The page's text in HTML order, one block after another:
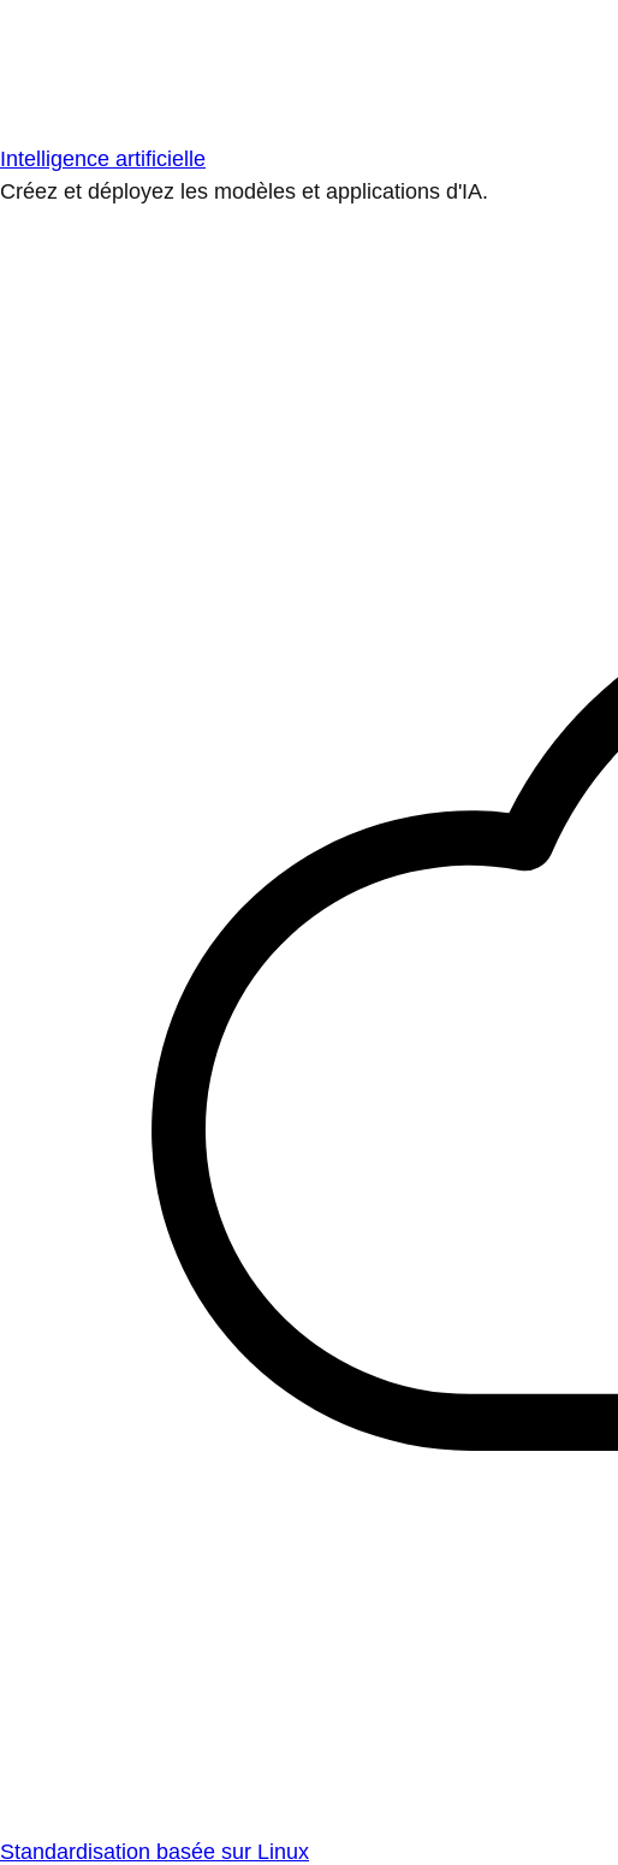
Intelligence artificielle
Créez et déployez les modèles et applications d'IA.
Standardisation basée sur Linux